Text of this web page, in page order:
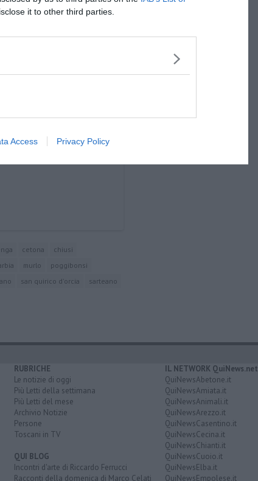
it to other third parties.
Access Privacy Policy
cetona
chiusi
murlo
poggibonsi
san quirico d'orcia
sarteano
RUBRICHE
Le notizie di oggi
Più Letti della settimana
Più Letti del mese
Archivio Notizie
Persone
Toscani in TV
QUI BLOG
Incontri d'arte di Riccardo Ferrucci
Racconti della domenica di Marco Celati
IL NETWORK QuiNews.net
QuiNewsAbetone.it
QuiNewsAmiata.it
QuiNewsAnimali.it
QuiNewsArezzo.it
QuiNewsCasentino.it
QuiNewsCecina.it
QuiNewsChianti.it
QuiNewsCuoio.it
QuiNewsElba.it
QuiNewsEmpolese.it